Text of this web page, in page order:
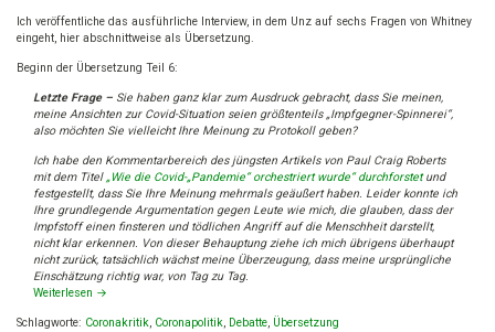
„Anti-
Vaxx-
Ich veröffentliche das ausführliche Interview, in dem Unz auf sechs Fragen von Whitney
eingeht, hier abschnittweise als Übersetzung.
Beginn der Übersetzung Teil 6:
Letzte Frage – Sie haben ganz klar zum Ausdruck gebracht, dass Sie meinen,
meine Ansichten zur Covid-Situation seien größtenteils „Impfgegner-Spinnerei“,
also möchten Sie vielleicht Ihre Meinung zu Protokoll geben?
Ich habe den Kommentarbereich des jüngsten Artikels von Paul Craig Roberts
mit dem Titel„Wie die Covid-„Pandemie“ orchestriert wurde“ durchforstetund
festgestellt, dass Sie Ihre Meinung mehrmals geäußert haben. Leider konnte ich
Ihre grundlegende Argumentation gegen Leute wie mich, die glauben, dass der
Impfstoff einen finsteren und tödlichen Angriff auf die Menschheit darstellt,
nicht klar erkennen. Von dieser Behauptung ziehe ich mich übrigens überhaupt
nicht zurück, tatsächlich wächst meine Überzeugung, dass meine ursprüngliche
Einschätzung richtig war, von Tag zu Tag.
Weiterlesen →
Schlagworte: Coronakritik, Coronapolitik, Debatte, Übersetzung